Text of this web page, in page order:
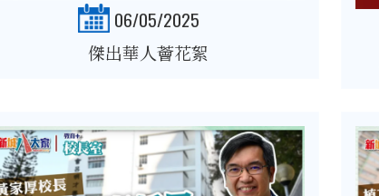
06/05/2025
傑出華人薈花絮